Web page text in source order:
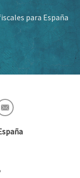
para España